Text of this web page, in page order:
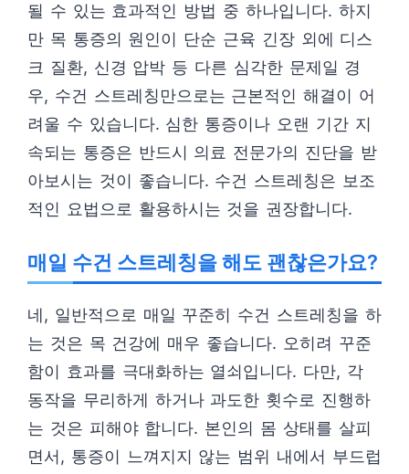
될 수 있는 효과적인 방법 중 하나입니다. 하지
만 목 통증의 원인이 단순 근육 긴장 외에 디스
크 질환, 신경 압박 등 다른 심각한 문제일 경
우, 수건 스트레칭만으로는 근본적인 해결이 어
려울 수 있습니다. 심한 통증이나 오랜 기간 지
속되는 통증은 반드시 의료 전문가의 진단을 받
아보시는 것이 좋습니다. 수건 스트레칭은 보조
적인 요법으로 활용하시는 것을 권장합니다.
매일 수건 스트레칭을 해도 괜찮은가요?
네, 일반적으로 매일 꾸준히 수건 스트레칭을 하
는 것은 목 건강에 매우 좋습니다. 오히려 꾸준
함이 효과를 극대화하는 열쇠입니다. 다만, 각
동작을 무리하게 하거나 과도한 횟수로 진행하
는 것은 피해야 합니다. 본인의 몸 상태를 살피
면서, 통증이 느껴지지 않는 범위 내에서 부드럽